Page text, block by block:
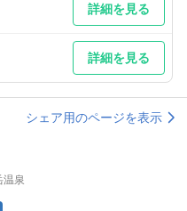
詳細を見る
詳細を見る
シェア用のページを表示
温泉